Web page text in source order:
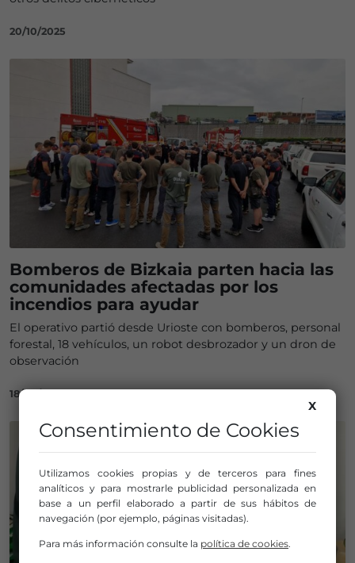
20/10/2025
Bomberos de Bizkaia parten hacia las
comunidades afectadas por los
incendios para ayudar
El operativo partió desde Urioste con bomberos, personal
forestal, 18 vehículos, un robot desbrozador y un dron de
observación
18/08/2025
X
Consentimiento de Cookies
Utilizamos cookies propias y de terceros para fines
analíticos y para mostrarle publicidad personalizada en
base a un perfil elaborado a partir de sus hábitos de
navegación (por ejemplo, páginas visitadas).
Para más información consulte la política de cookies.